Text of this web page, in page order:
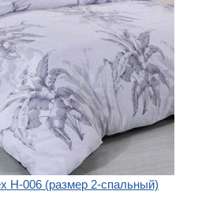
H-006 (размер 2-спальный)